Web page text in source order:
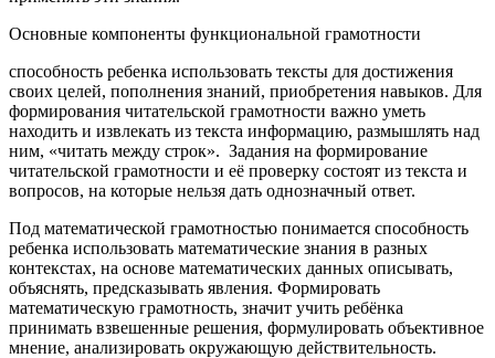
Основные компоненты функциональной грамотности
способность ребенка использовать тексты для достижения
своих целей, пополнения знаний, приобретения навыков. Для
формирования читательской грамотности важно уметь
находить и извлекать из текста информацию, размышлять над
ним, «читать между строк». Задания на формирование
читательской грамотности и её проверку состоят из текста и
вопросов, на которые нельзя дать однозначный ответ.
Под математической грамотностью понимается способность
ребенка использовать математические знания в разных
контекстах, на основе математических данных описывать,
объяснять, предсказывать явления. Формировать
математическую грамотность, значит учить ребёнка
принимать взвешенные решения, формулировать объективное
мнение, анализировать окружающую действительность.